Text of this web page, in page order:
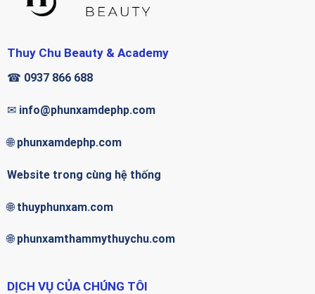
Thuy Chu Beauty & Academy
☎ 0937 866 688
✉ info@phunxamdephp.com
🌐phunxamdephp.com
Website trong cùng hệ thống
🌐thuyphunxam.com
🌐phunxamthammythuychu.com
DỊCH VỤ CỦA CHÚNG TÔI